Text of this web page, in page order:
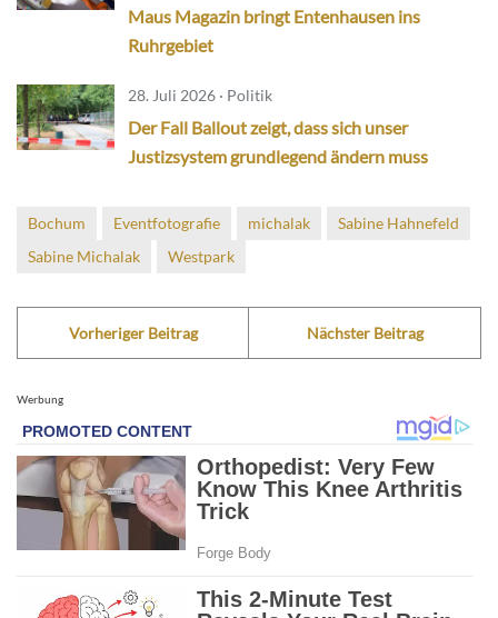
Maus Magazin bringt Entenhausen ins
Ruhrgebiet
28. Juli 2026 · Politik
Der Fall Ballout zeigt, dass sich unser
Justizsystem grundlegend ändern muss
Bochum Eventfotografie michalak
Sabine Hahnefeld
Sabine Michalak
Westpark
Vorheriger Beitrag Nächster Beitrag
Werbung